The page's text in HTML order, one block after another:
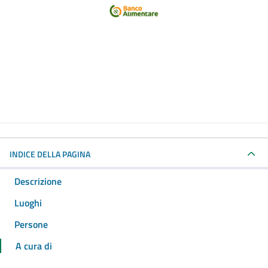
INDICE DELLA PAGINA
Descrizione
Luoghi
Persone
A cura di